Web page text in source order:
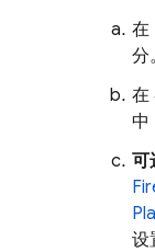
在
分。
在
中
可
设